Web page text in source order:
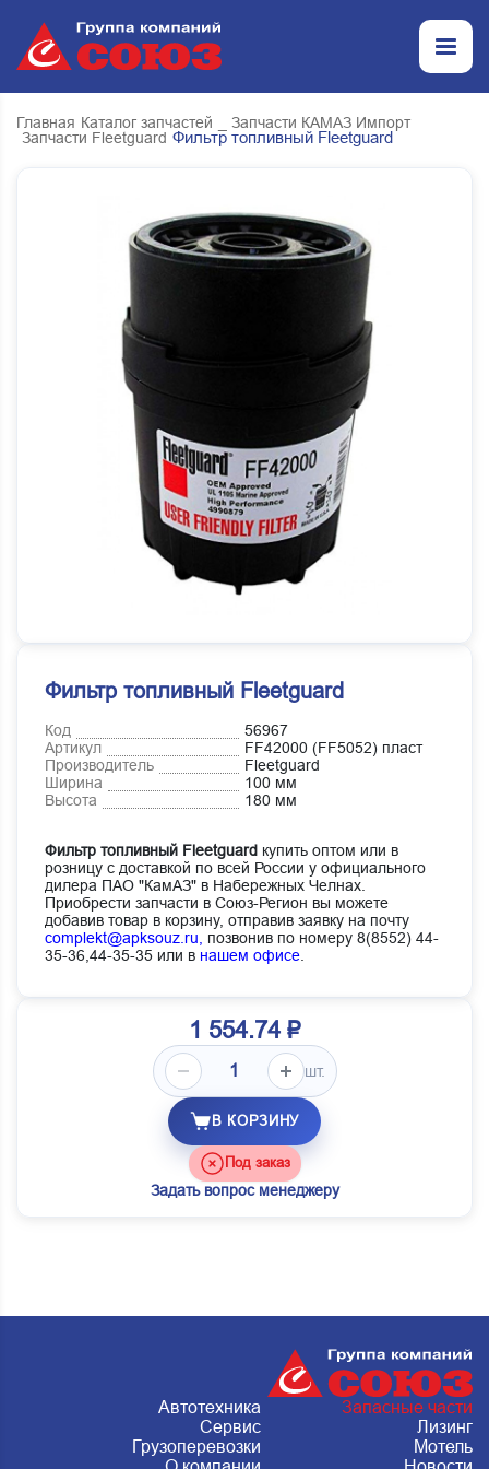
Главная Каталог запчастей
_ Запчасти КАМАЗ Импорт
Запчасти Fleetguard Фильтр топливный Fleetguard
Фильтр топливный Fleetguard
Код
56967
Артикул
FF42000 (FF5052) пласт
Производитель
Fleetguard
Ширина
100 мм
Высота
180 мм
Фильтр топливный Fleetguard купить оптом или в
розницу с доставкой по всей России у официального
дилера ПАО "КамАЗ" в Набережных Челнах.
Приобрести запчасти в Союз-Регион вы можете
добавив товар в корзину, отправив заявку на почту
complekt@apksouz.ru,
позвонив по номеру 8(8552) 44-
35-36,44-35-35 или в нашем офисе
1 554.74 ₽
шт.
В КОРЗИНУ
Под заказ
Задать вопрос менеджеру
Автотехника
Запасные части
Сервис
Лизинг
Грузоперевозки
Мотель